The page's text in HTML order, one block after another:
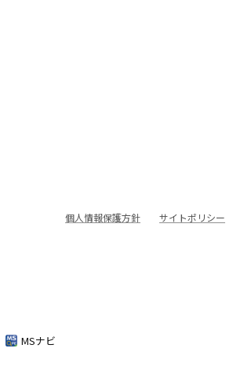
個人情報保護方針 サイトポリシー
MSナビ